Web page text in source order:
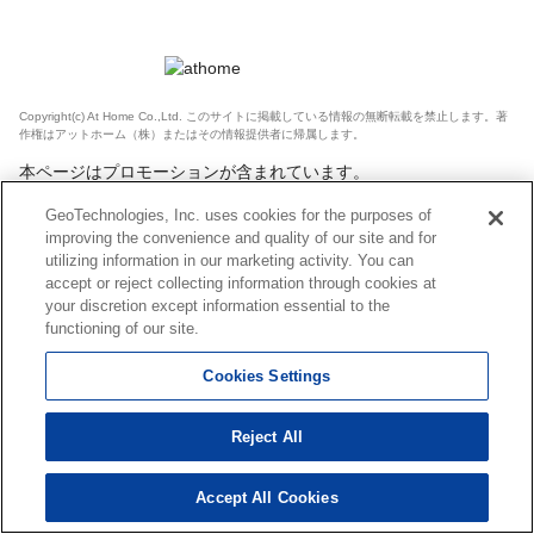
Copyright(c) At Home Co.,Ltd. このサイトに掲載している情報の無断転載を禁止します。著
作権はアットホーム（株）またはその情報提供者に帰属します。
本ページはプロモーションが含まれています。
GeoTechnologies, Inc. uses cookies for the purposes of
improving the convenience and quality of our site and for
utilizing information in our marketing activity. You can
accept or reject collecting information through cookies at
your discretion except information essential to the
functioning of our site.
Cookies Settings
Reject All
Accept All Cookies